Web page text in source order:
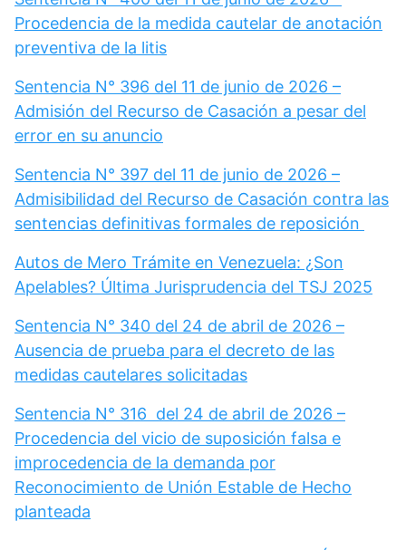
Procedencia de la medida cautelar de anotación
preventiva de la litis
Sentencia N° 396 del 11 de junio de 2026 –
Admisión del Recurso de Casación a pesar del
error en su anuncio
Sentencia N° 397 del 11 de junio de 2026 –
Admisibilidad del Recurso de Casación contra las
sentencias definitivas formales de reposición
Autos de Mero Trámite en Venezuela: ¿Son
Apelables? Última Jurisprudencia del TSJ 2025
Sentencia N° 340 del 24 de abril de 2026 –
Ausencia de prueba para el decreto de las
medidas cautelares solicitadas
Sentencia N° 316 del 24 de abril de 2026 –
Procedencia del vicio de suposición falsa e
improcedencia de la demanda por
Reconocimiento de Unión Estable de Hecho
planteada